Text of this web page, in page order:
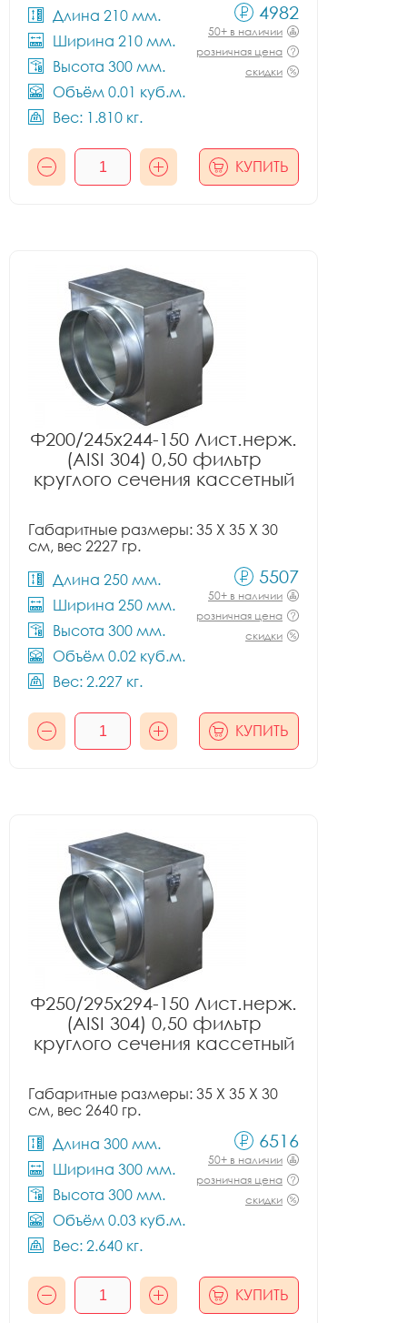
Длина 210 мм.
Ширина 210 мм.
Высота 300 мм.
Объём 0.01 куб.м.
Вес: 1.810 кг.
4982
50+ в наличии
розничная цена
скидки
КУПИТЬ
Ф200/245x244-150 Лист.нерж.
(AISI 304) 0,50 фильтр
круглого сечения кассетный
Габаритные размеры: 35 X 35 X 30
см, вес 2227 гр.
Длина 250 мм.
Ширина 250 мм.
Высота 300 мм.
Объём 0.02 куб.м.
Вес: 2.227 кг.
5507
50+ в наличии
розничная цена
скидки
КУПИТЬ
Ф250/295x294-150 Лист.нерж.
(AISI 304) 0,50 фильтр
круглого сечения кассетный
Габаритные размеры: 35 X 35 X 30
см, вес 2640 гр.
Длина 300 мм.
Ширина 300 мм.
Высота 300 мм.
Объём 0.03 куб.м.
Вес: 2.640 кг.
6516
50+ в наличии
розничная цена
скидки
КУПИТЬ